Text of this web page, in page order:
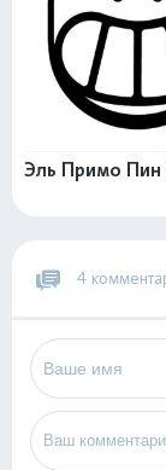
Эль Примо Пин
4